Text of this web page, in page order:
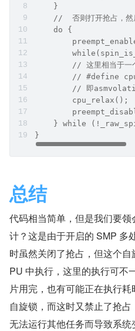
    }
//  否则打开抢占，
    do {
// 这里相当于一
// #define
// 即
        cpu_relax();
} while
}
总结
代码相当简单，但是我们要
计？这是由于开启的 SMP 多
时虽然关闭了抢占，但这个
PU 中执行，这里的执行可不
片用完，也有可能正在执行
自旋锁，而这时又禁止了抢
无法运行其他任务而导致系